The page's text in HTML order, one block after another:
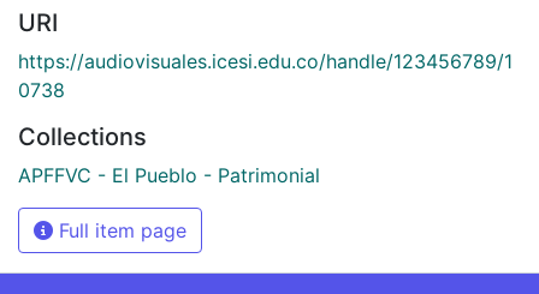
URI
https://audiovisuales.icesi.edu.co/handle/123456789/1
0738
Collections
APFFVC - El Pueblo - Patrimonial
Full item page